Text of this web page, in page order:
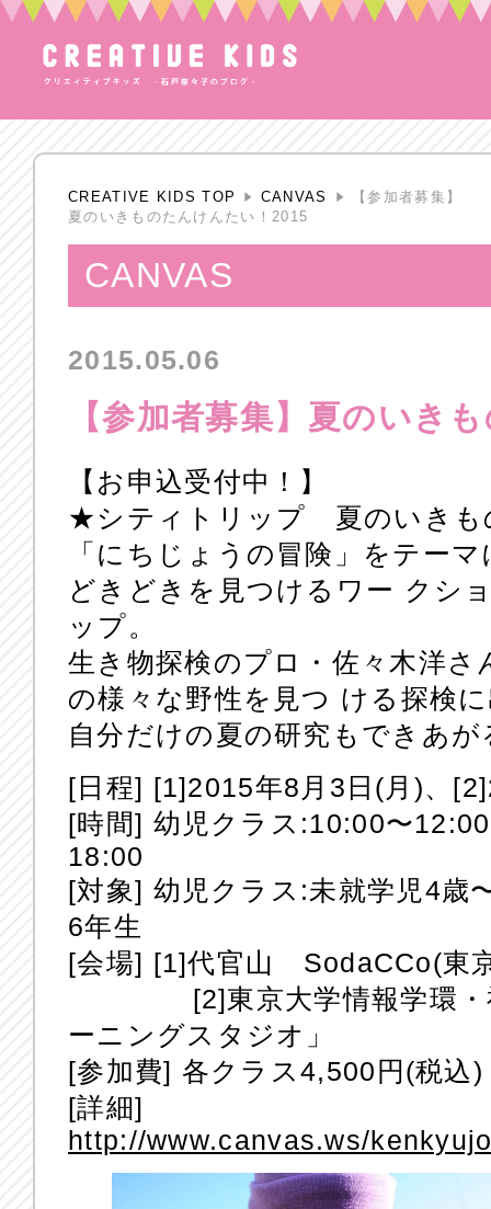
CREATIVE KIDS TOP CANVAS
【参加者募集】
夏のいきものたんけんたい！2015
CANVAS
2015.05.06
【参加者募集】夏のいき
【お申込受付中！】
★シティトリップ 夏のいきも
「にちじょうの冒険」をテー
どきどきを見つけるワー クシ
ップ。
生き物探検のプロ・佐々木洋
の様々な野性を見つ ける探検
自分だけの夏の研究もできあが
[日程] [1]2015年8月3日(月)、
[時間] 幼児クラス:10:00〜
18:00
[対象] 幼児クラス:未就学児4歳
6年生
[会場] [1]代官山 SodaCCo(東
[2]東京大学情報学環・福
ーニングスタジオ」
[参加費] 各クラス4,500円(税込)
[詳細]
http://www.canvas.ws/